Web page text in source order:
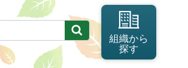
組織から
探す